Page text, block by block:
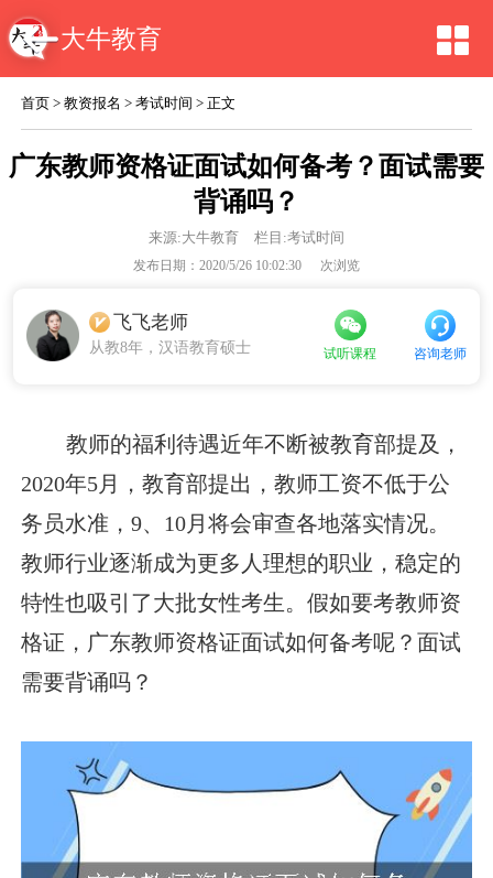
大牛教育
首页 >教资报名 >考试时间 > 正文
广东教师资格证面试如何备考？面试需要
背诵吗？
来源:大牛教育 栏目:考试时间
发布日期：2020/5/26 10:02:30 次浏览
飞飞老师
从教8年，汉语教育硕士 试听课程 咨询老师
教师的福利待遇近年不断被教育部提及，
2020年5月，教育部提出，教师工资不低于公
务员水准，9、10月将会审查各地落实情况。
教师行业逐渐成为更多人理想的职业，稳定的
特性也吸引了大批女性考生。假如要考教师资
格证，广东教师资格证面试如何备考呢？面试
需要背诵吗？